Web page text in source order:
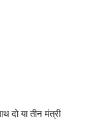
दो या तीन मंत्री